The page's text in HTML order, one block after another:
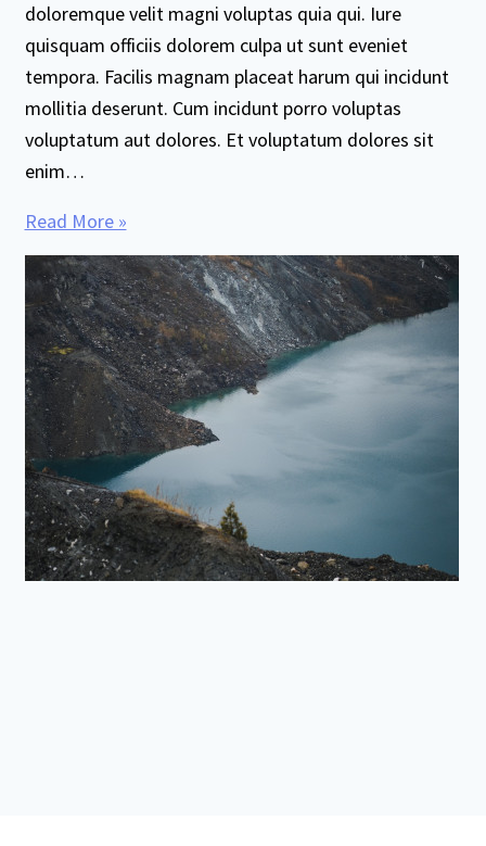
doloremque velit magni voluptas quia qui. Iure
quisquam officiis dolorem culpa ut sunt eveniet
tempora. Facilis magnam placeat harum qui incidunt
mollitia deserunt. Cum incidunt porro voluptas
voluptatum aut dolores. Et voluptatum dolores sit
enim…
Read More »